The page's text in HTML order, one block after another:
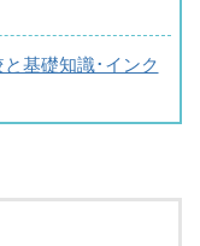
基礎知識･インク